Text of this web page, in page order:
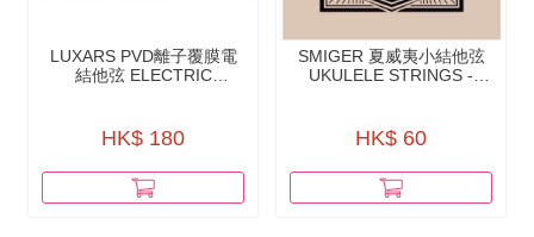
LUXARS PVD離⼦覆膜電
結他弦 ELECTRIC
HK$ 180
SMIGER 夏威夷小結他弦
UKULELE STRINGS -
HK$ 60